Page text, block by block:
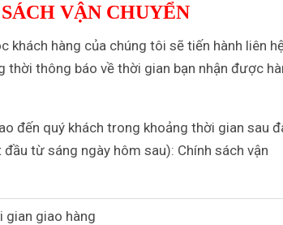
VẬN CHUYỂN
khách hàng của chúng tôi sẽ tiến hành liên
thông báo về thời gian bạn nhận được
đến quý khách trong khoảng thời gian sau
từ sáng ngày hôm sau): Chính sách vận
gian giao hàng